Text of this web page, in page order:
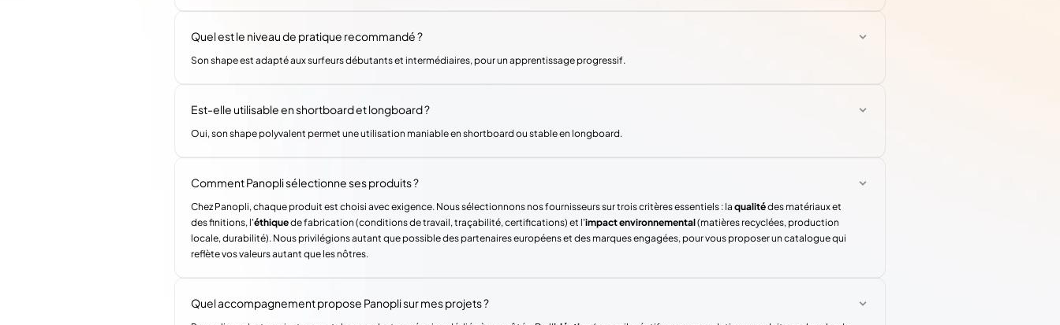
Quel est le niveau de pratique recommandé ?
Son shape est adapté aux surfeurs débutants et intermédiaires, pour un apprentissage progressif.
Est-elle utilisable en shortboard et longboard ?
Oui, son shape polyvalent permet une utilisation maniable en shortboard ou stable en longboard.
Comment Panopli sélectionne ses produits ?
Chez Panopli, chaque produit est choisi avec exigence. Nous sélectionnons nos fournisseurs sur trois critères essentiels : la qualitédes matériaux et
des finitions, l'éthiquede fabrication (conditions de travail, traçabilité, certifications) et l'impact environnemental(matières recyclées, production
locale, durabilité). Nous privilégions autant que possible des partenaires européens et des marques engagées, pour vous proposer un catalogue qui
reflète vos valeurs autant que les nôtres.
Quel accompagnement propose Panopli sur mes projets ?